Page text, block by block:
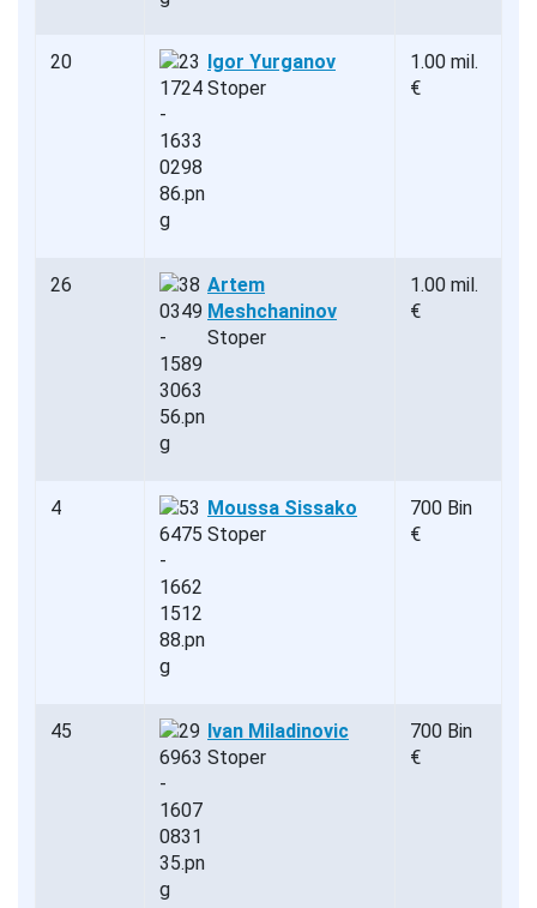
20
Igor Yurganov
Stoper
1.00 mil.
€
26
Artem
Meshchaninov
Stoper
1.00 mil.
€
4
Moussa Sissako
Stoper
700 Bin
€
45
Ivan Miladinovic
Stoper
700 Bin
€